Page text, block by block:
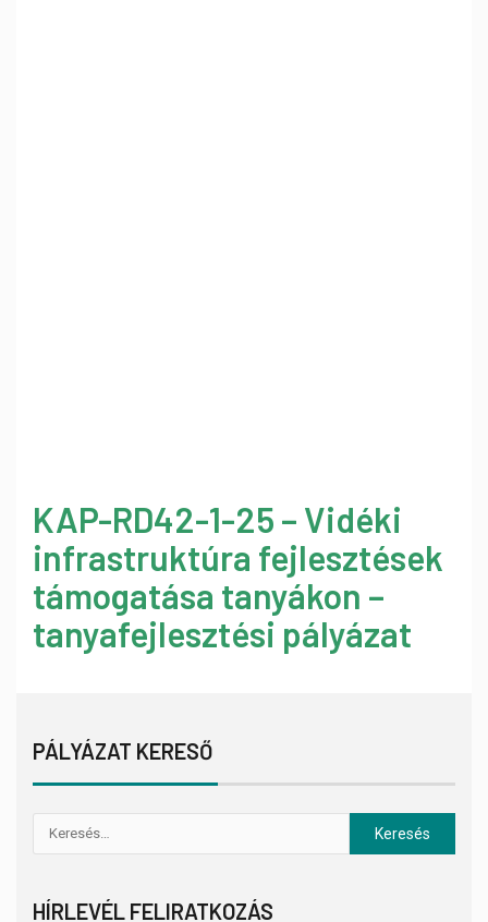
KAP-RD42-1-25 – Vidéki
infrastruktúra fejlesztések
támogatása tanyákon –
tanyafejlesztési pályázat
PÁLYÁZAT KERESŐ
HÍRLEVÉL FELIRATKOZÁS